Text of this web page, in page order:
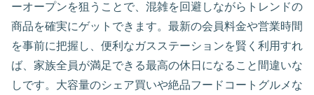
ーオープンを狙うことで、混雑を回避しながらトレンドの
商品を確実にゲットできます。最新の会員料金や営業時間
を事前に把握し、便利なガスステーションを賢く利用すれ
ば、家族全員が満足できる最高の休日になること間違いな
しです。大容量のシェア買いや絶品フードコートグルメな